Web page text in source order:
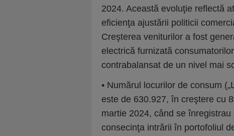
2024. Această evoluţie reflectă
eficienţa ajustării politicii
Creşterea veniturilor a fost
electrică furnizată
contrabalansat de un nivel mai
• Numărul locurilor de consum
este de 630.927, în creştere cu
martie 2024, când se
consecinţa intrării în portofoliul